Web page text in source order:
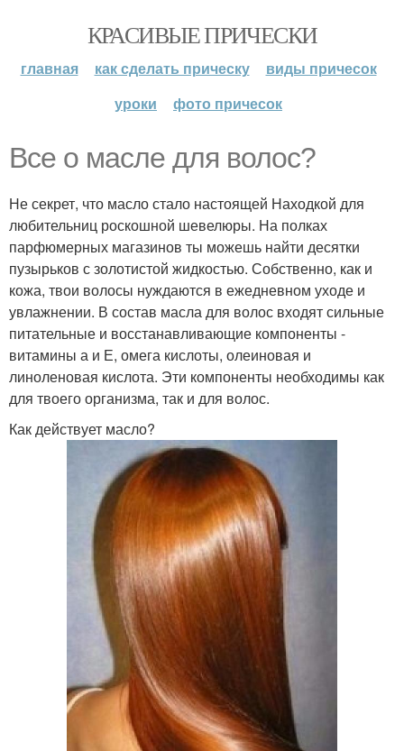
КРАСИВЫЕ ПРИЧЕСКИ
главная как сделать прическу
виды причесок
уроки
фото причесок
Все о масле для волос?
Не секрет, что масло стало настоящей Находкой для
любительниц роскошной шевелюры. На полках
парфюмерных магазинов ты можешь найти десятки
пузырьков с золотистой жидкостью. Собственно, как и
кожа, твои волосы нуждаются в ежедневном уходе и
увлажнении. В состав масла для волос входят сильные
питательные и восстанавливающие компоненты -
витамины а и Е, омега кислоты, олеиновая и
линоленовая кислота. Эти компоненты необходимы как
для твоего организма, так и для волос.
Как действует масло?